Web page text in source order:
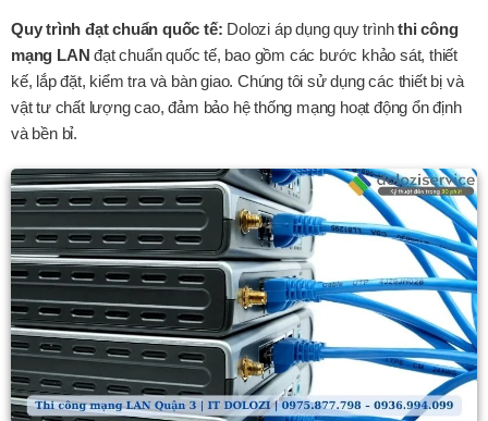
Quy trình đạt chuẩn quốc tế: Dolozi áp dụng quy trìnhthi công
mạng LAN đạt chuẩn quốc tế, bao gồm các bước khảo sát, thiết
kế, lắp đặt, kiểm tra và bàn giao. Chúng tôi sử dụng các thiết bị và
vật tư chất lượng cao, đảm bảo hệ thống mạng hoạt động ổn định
và bền bỉ.